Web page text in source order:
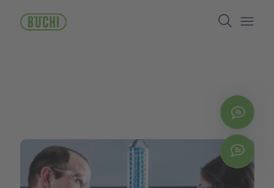
Search